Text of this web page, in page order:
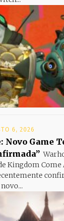
6, 2026
Novo Game
Kingdom